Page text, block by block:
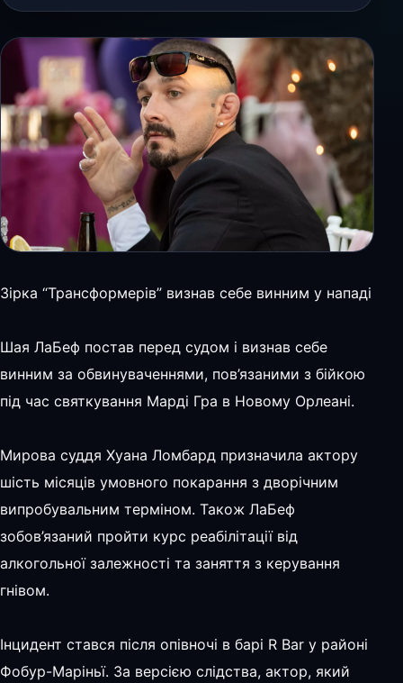
Зірка “Трансформерів” визнав себе винним у нападі
Шая ЛаБеф постав перед судом і визнав себе
винним за обвинуваченнями, пов’язаними з бійкою
під час святкування Марді Гра в Новому Орлеані.
Мирова суддя Хуана Ломбард призначила актору
шість місяців умовного покарання з дворічним
випробувальним терміном. Також ЛаБеф
зобов’язаний пройти курс реабілітації від
алкогольної залежності та заняття з керування
гнівом.
Інцидент стався після опівночі в барі R Bar у районі
Фобур-Маріньї. За версією слідства, актор, який